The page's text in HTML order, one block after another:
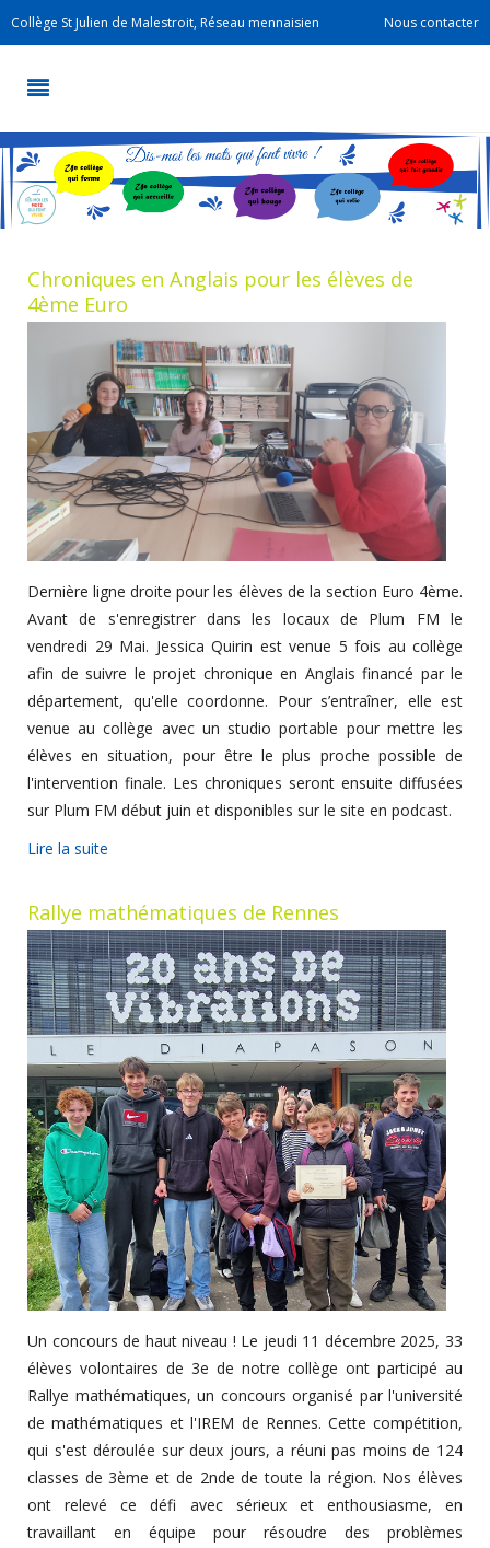
Collège St Julien de Malestroit, Réseau mennaisien Nous contacter
Chroniques en Anglais pour les élèves de
4ème Euro
Dernière ligne droite pour les élèves de la section Euro 4ème.
Avant de s'enregistrer dans les locaux de Plum FM le
vendredi 29 Mai. Jessica Quirin est venue 5 fois au collège
afin de suivre le projet chronique en Anglais financé par le
département, qu'elle coordonne. Pour s’entraîner, elle est
venue au collège avec un studio portable pour mettre les
élèves en situation, pour être le plus proche possible de
l'intervention finale. Les chroniques seront ensuite diffusées
sur Plum FM début juin et disponibles sur le site en podcast.
Lire la suite
Rallye mathématiques de Rennes
Un concours de haut niveau ! Le jeudi 11 décembre 2025, 33
élèves volontaires de 3e de notre collège ont participé au
Rallye mathématiques, un concours organisé par l'université
de mathématiques et l'IREM de Rennes. Cette compétition,
qui s'est déroulée sur deux jours, a réuni pas moins de 124
classes de 3ème et de 2nde de toute la région. Nos élèves
ont relevé ce défi avec sérieux et enthousiasme, en
travaillant en équipe pour résoudre des problèmes